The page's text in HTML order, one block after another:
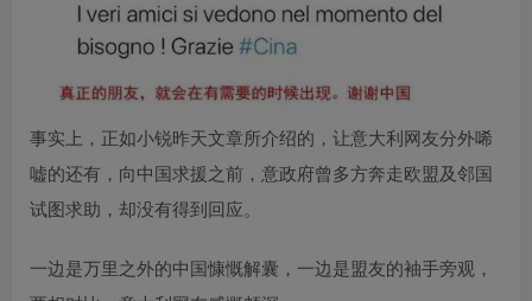
事实上，正如小锐昨天文章所介绍的，让意大利网友分外唏
嘘的还有，向中国求援之前，意政府曾多方奔走欧盟及邻国
试图求助，却没有得到回应。
一边是万里之外的中国慷慨解囊，一边是盟友的袖手旁观，